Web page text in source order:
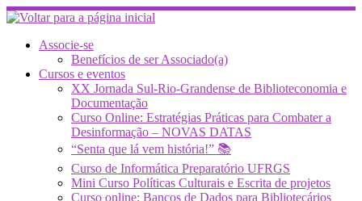
Skip
to
contentAssocie-se
Benefícios de ser Associado(a)
Cursos e eventos
XX Jornada Sul-Rio-Grandense de Biblioteconomia e
Documentação
Curso Online: Estratégias Práticas para Combater a
Desinformação – NOVAS DATAS
“Senta que lá vem história!” 📚
Curso de Informática Preparatório UFRGS
Mini Curso Políticas Culturais e Escrita de projetos
Curso online: Bancos de Dados para Bibliotecários